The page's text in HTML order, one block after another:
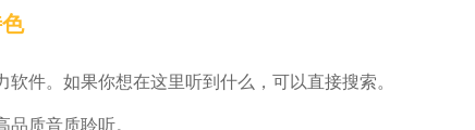
件。如果你想在这里听到什么，可以直接搜索。
质音质聆听。